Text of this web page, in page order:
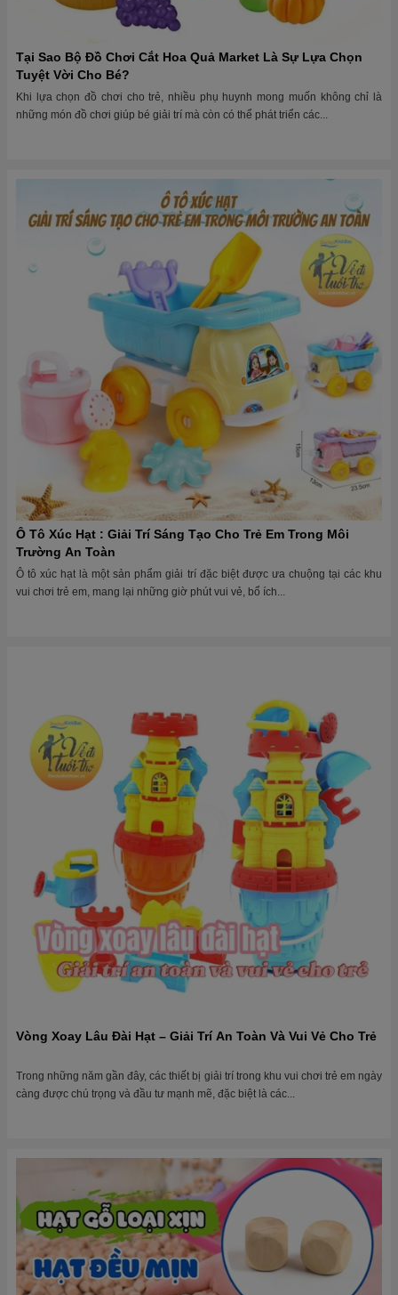
Tại Sao Bộ Đồ Chơi Cắt Hoa Quả Market Là Sự Lựa Chọn
Tuyệt Vời Cho Bé?
Khi lựa chọn đồ chơi cho trẻ, nhiều phụ huynh mong muốn không chỉ là
những món đồ chơi giúp bé giải trí mà còn có thể phát triển các...
Ô Tô Xúc Hạt : Giải Trí Sáng Tạo Cho Trẻ Em Trong Môi
Trường An Toàn
Ô tô xúc hạt là một sản phẩm giải trí đặc biệt được ưa chuộng tại các khu
vui chơi trẻ em, mang lại những giờ phút vui vẻ, bổ ích...
Vòng Xoay Lâu Đài Hạt – Giải Trí An Toàn Và Vui Vẻ Cho Trẻ
Trong những năm gần đây, các thiết bị giải trí trong khu vui chơi trẻ em ngày
càng được chú trọng và đầu tư mạnh mẽ, đặc biệt là các...